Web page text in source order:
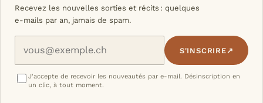
Recevez les nouvelles sorties et récits : quelques
e-mails par an, jamais de spam.
S'INSCRIRE ↗
J'accepte de recevoir les nouveautés par e-mail. Désinscription en
un clic, à tout moment.